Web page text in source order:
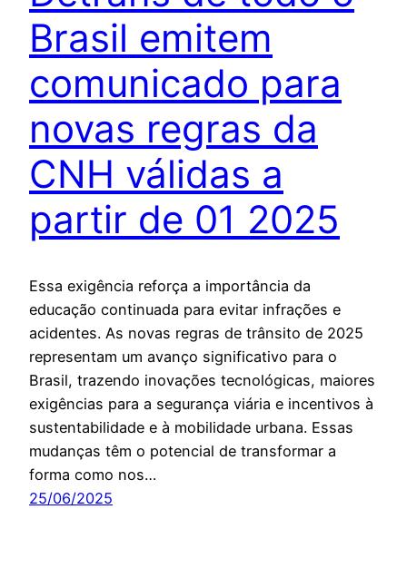
Brasil emitem
comunicado para
novas regras da
CNH válidas a
partir de 01 2025
Essa exigência reforça a importância da
educação continuada para evitar infrações e
acidentes. As novas regras de trânsito de 2025
representam um avanço significativo para o
Brasil, trazendo inovações tecnológicas, maiores
exigências para a segurança viária e incentivos à
sustentabilidade e à mobilidade urbana. Essas
mudanças têm o potencial de transformar a
forma como nos…
25/06/2025